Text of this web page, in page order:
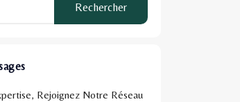
Rechercher
Rejoignez Notre Réseau